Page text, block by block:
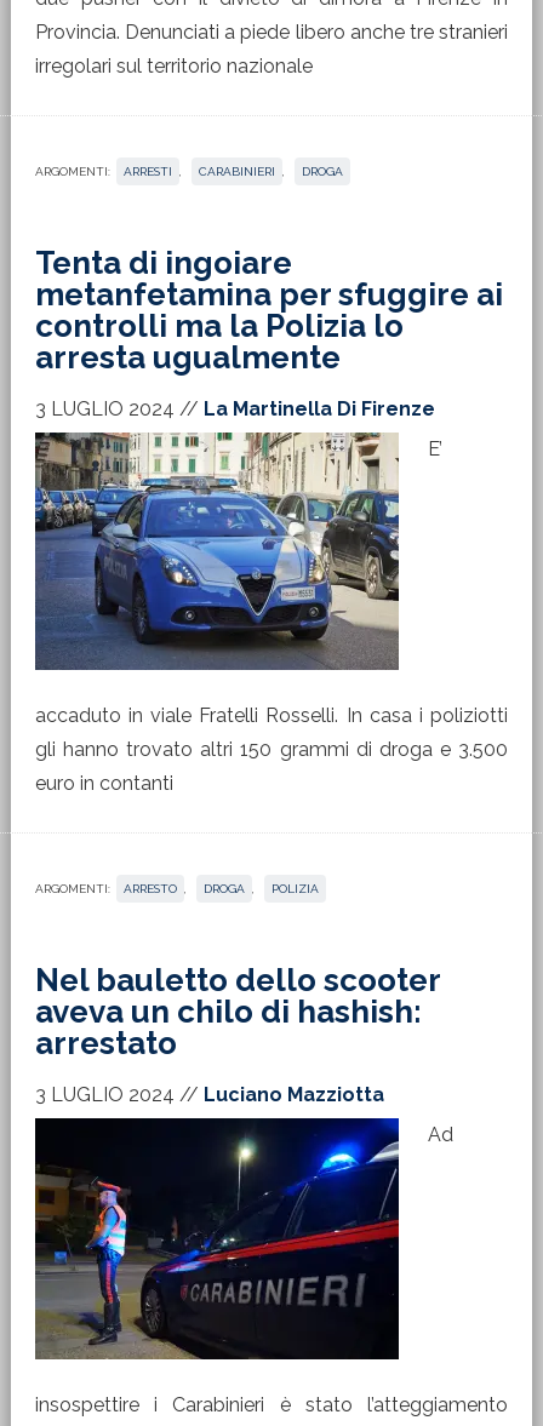
Provincia. Denunciati a piede libero anche tre stranieri
irregolari sul territorio nazionale
ARGOMENTI: ARRESTI CARABINIERI DROGA
Tenta di ingoiare
metanfetamina per sfuggire ai
controlli ma la Polizia lo
arresta ugualmente
3 LUGLIO 2024 // La Martinella Di Firenze
E’
accaduto in viale Fratelli Rosselli. In casa i poliziotti
gli hanno trovato altri 150 grammi di droga e 3.500
euro in contanti
ARGOMENTI: ARRESTO DROGA POLIZIA
Nel bauletto dello scooter
aveva un chilo di hashish:
arrestato
3 LUGLIO 2024 // Luciano Mazziotta
Ad
insospettire i Carabinieri è stato l’atteggiamento